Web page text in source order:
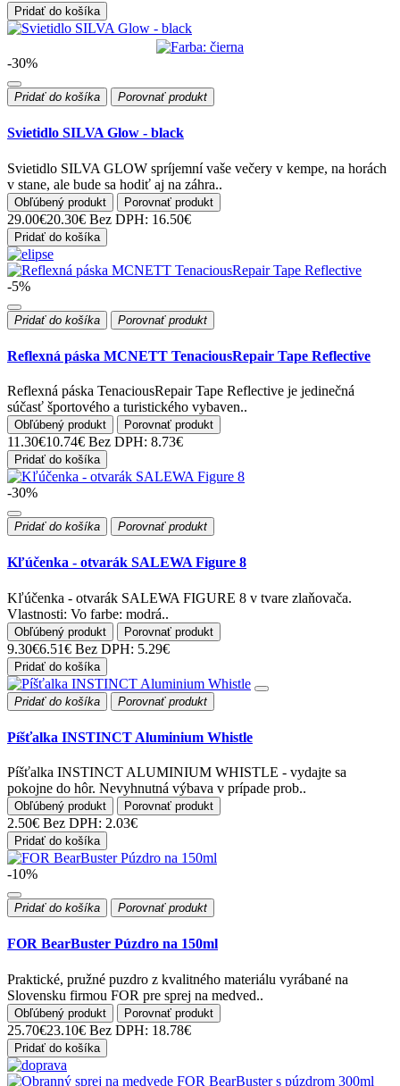
Pridať do košíka
-30%
Pridať do košíka Porovnať produkt
Svietidlo SILVA Glow - black
Svietidlo SILVA GLOW spríjemní vaše večery v kempe, na horách
v stane, ale bude sa hodiť aj na záhra..
Obľúbený produkt Porovnať produkt
29.00€20.30€ Bez DPH: 16.50€
Pridať do košíka
-5%
Pridať do košíka Porovnať produkt
Reflexná páska MCNETT TenaciousRepair Tape Reflective
Reflexná páska TenaciousRepair Tape Reflective je jedinečná
súčasť športového a turistického vybaven..
Obľúbený produkt Porovnať produkt
11.30€10.74€ Bez DPH: 8.73€
Pridať do košíka
-30%
Pridať do košíka Porovnať produkt
Kľúčenka - otvarák SALEWA Figure 8
Kľúčenka - otvarák SALEWA FIGURE 8 v tvare zlaňovača.
Vlastnosti: Vo farbe: modrá..
Obľúbený produkt Porovnať produkt
9.30€6.51€ Bez DPH: 5.29€
Pridať do košíka
Pridať do košíka Porovnať produkt
Píšťalka INSTINCT Aluminium Whistle
Píšťalka INSTINCT ALUMINIUM WHISTLE - vydajte sa
pokojne do hôr. Nevyhnutná výbava v prípade prob..
Obľúbený produkt Porovnať produkt
2.50€ Bez DPH: 2.03€
Pridať do košíka
-10%
Pridať do košíka Porovnať produkt
FOR BearBuster Púzdro na 150ml
Praktické, pružné puzdro z kvalitného materiálu vyrábané na
Slovensku firmou FOR pre sprej na medved..
Obľúbený produkt Porovnať produkt
25.70€23.10€ Bez DPH: 18.78€
Pridať do košíka